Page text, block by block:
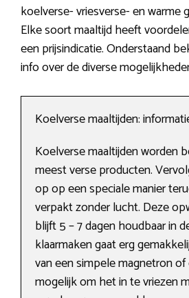
koelverse- vriesverse- en warme
Elke soort maaltijd heeft
een prijsindicatie. Onderstaand
info over de diverse
Koelverse maaltijden:
Koelverse maaltijden worden
meest verse producten.
op op een speciale manier
verpakt zonder lucht. Deze
blijft 5 – 7 dagen houdbaar in
klaarmaken gaat erg
van een simpele magnetron
mogelijk om het in te vriezen